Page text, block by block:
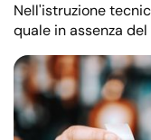
Nell'istruzione
quale in assenza
fiscale elettronico),
al numero di conto
fatturato, ad
fiscale).